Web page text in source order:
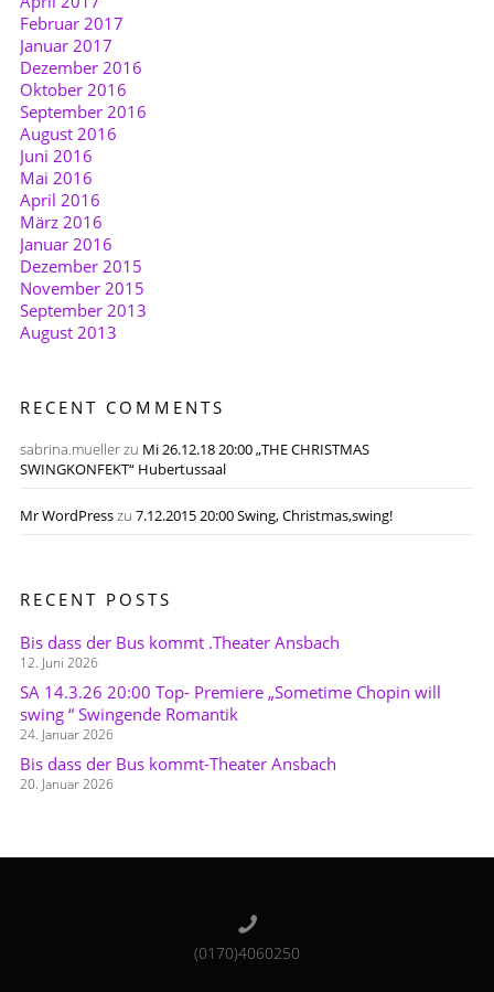
Februar 2017
Januar 2017
Dezember 2016
Oktober 2016
September 2016
August 2016
Juni 2016
Mai 2016
April 2016
März 2016
Januar 2016
Dezember 2015
November 2015
September 2013
August 2013
RECENT COMMENTS
sabrina.muellerzu Mi 26.12.18 20:00 „THE CHRISTMAS
SWINGKONFEKT“ Hubertussaal
Mr WordPresszu 7.12.2015 20:00 Swing, Christmas,swing!
RECENT POSTS
Bis dass der Bus kommt .Theater Ansbach
12. Juni 2026
SA 14.3.26 20:00 Top- Premiere „Sometime Chopin will
swing “ Swingende Romantik
24. Januar 2026
Bis dass der Bus kommt-Theater Ansbach
20. Januar 2026
(0170)4060250